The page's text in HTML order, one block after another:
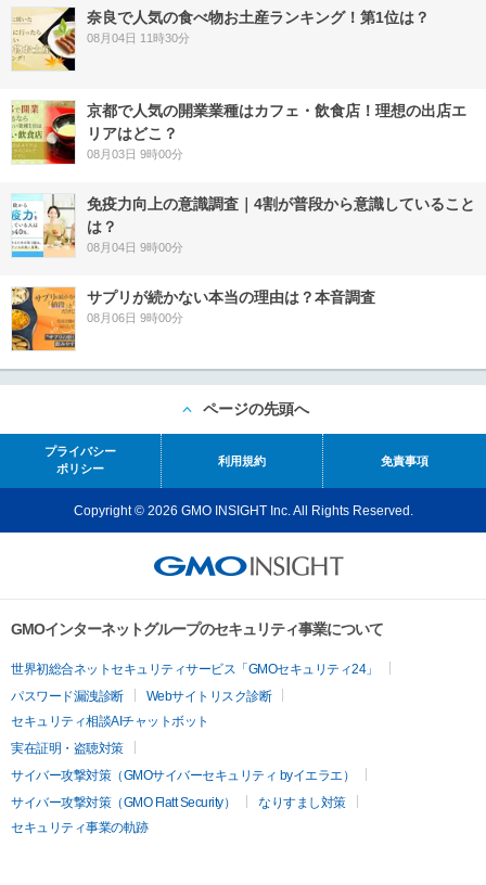
奈良で人気の食べ物お土産ランキング！第1位は？
08月04日 11時30分
京都で人気の開業業種はカフェ・飲食店！理想の出店エ
リアはどこ？
08月03日 9時00分
免疫力向上の意識調査｜4割が普段から意識していること
は？
08月04日 9時00分
サプリが続かない本当の理由は？本音調査
08月06日 9時00分
ページの先頭へ
プライバシー
ポリシー
利用規約 免責事項
Copyright © 2026 GMO INSIGHT Inc. All Rights Reserved.
GMOインターネットグループのセキュリティ事業について
世界初総合ネットセキュリティサービス「GMOセキュリティ24」
パスワード漏洩診断
Webサイトリスク診断
セキュリティ相談AIチャットボット
実在証明・盗聴対策
サイバー攻撃対策（GMOサイバーセキュリティ byイエラエ）
サイバー攻撃対策（GMO Flatt Security）
なりすまし対策
セキュリティ事業の軌跡